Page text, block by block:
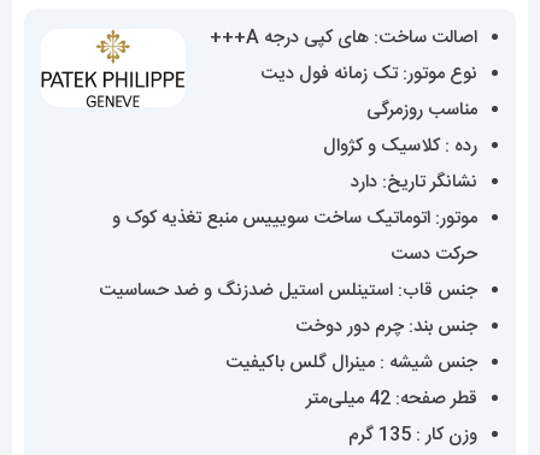
اصالت ساخت: های کپی درجه A+++
نوع موتور: تک زمانه فول دیت
مناسب روزمرگی
رده : کلاسیک و کژوال
نشانگر تاریخ: دارد
موتور: اتوماتیک ساخت سویییس منبع تغذیه کوک و
حرکت دست
جنس قاب: استینلس استیل ضدزنگ و ضد حساسیت
جنس بند: چرم دور دوخت
جنس شیشه : مینرال گلس باکیفیت
قطر صفحه: 42 میلی‌متر
وزن کار : 135 گرم